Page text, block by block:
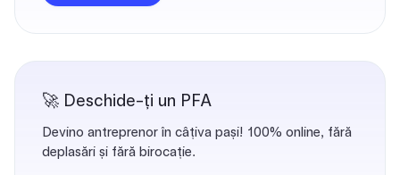
🚀 Deschide-ți un PFA
Devino antreprenor în câțiva pași! 100% online, fără
deplasări și fără birocație.